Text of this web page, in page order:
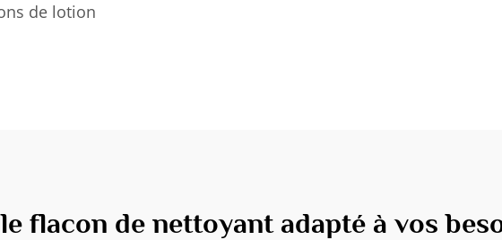
de lotion
flacon de nettoyant adapté à vos